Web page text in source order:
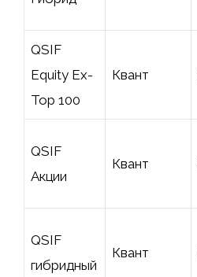
QSIF
Equity Ex-
Top 100
Квант
QSIF
Акции
Квант
QSIF
гибридный
Квант